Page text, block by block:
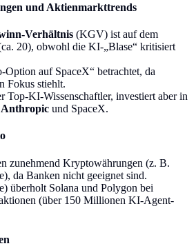
und Aktienmarkttrends
Verhältnis (KGV) ist auf dem
20), obwohl die KI-„Blase“ kritisiert
Option auf SpaceX“ betrachtet, da
Fokus stiehlt.
Top-KI-Wissenschaftler, investiert aber in
Anthropic und SpaceX.
zunehmend Kryptowährungen (z. B.
da Banken nicht geeignet sind.
überholt Solana und Polygon bei
(über 150 Millionen KI-Agent-